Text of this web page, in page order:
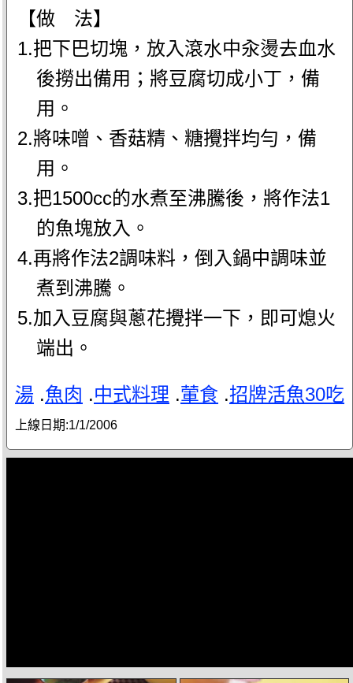
【做 法】
1.把下巴切塊，放入滾水中汆燙去血水
後撈出備用；將豆腐切成小丁，備
用。
2.將味噌、香菇精、糖攪拌均勻，備
用。
3.把1500cc的水煮至沸騰後，將作法1
的魚塊放入。
4.再將作法2調味料，倒入鍋中調味並
煮到沸騰。
5.加入豆腐與蔥花攪拌一下，即可熄火
端出。
湯 .魚肉 .中式料理 .葷食 .招牌活魚30吃
上線日期:1/1/2006